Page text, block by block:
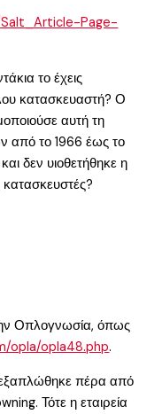
Page-
το έχεις
κατασκευαστή? Ο
αυτή τη
από το 1966 έως το
δεν υιοθετήθηκε η
Οπλογνωσία, όπως
opla/opla48.php.
πέρα από
Τότε η εταιρεία